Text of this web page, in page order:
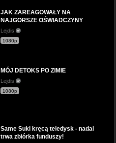
JAK ZAREAGOWAŁY NA
NAJGORSZE OŚWIADCZYNY
Lejdis
1080p
MÓJ DETOKS PO ZIMIE
Lejdis
1080p
Same Suki kręcą teledysk - nadal
trwa zbiórka funduszy!